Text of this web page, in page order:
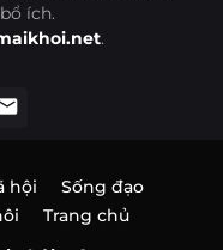
ích.
.
hội
Sống đạo
Trang chủ